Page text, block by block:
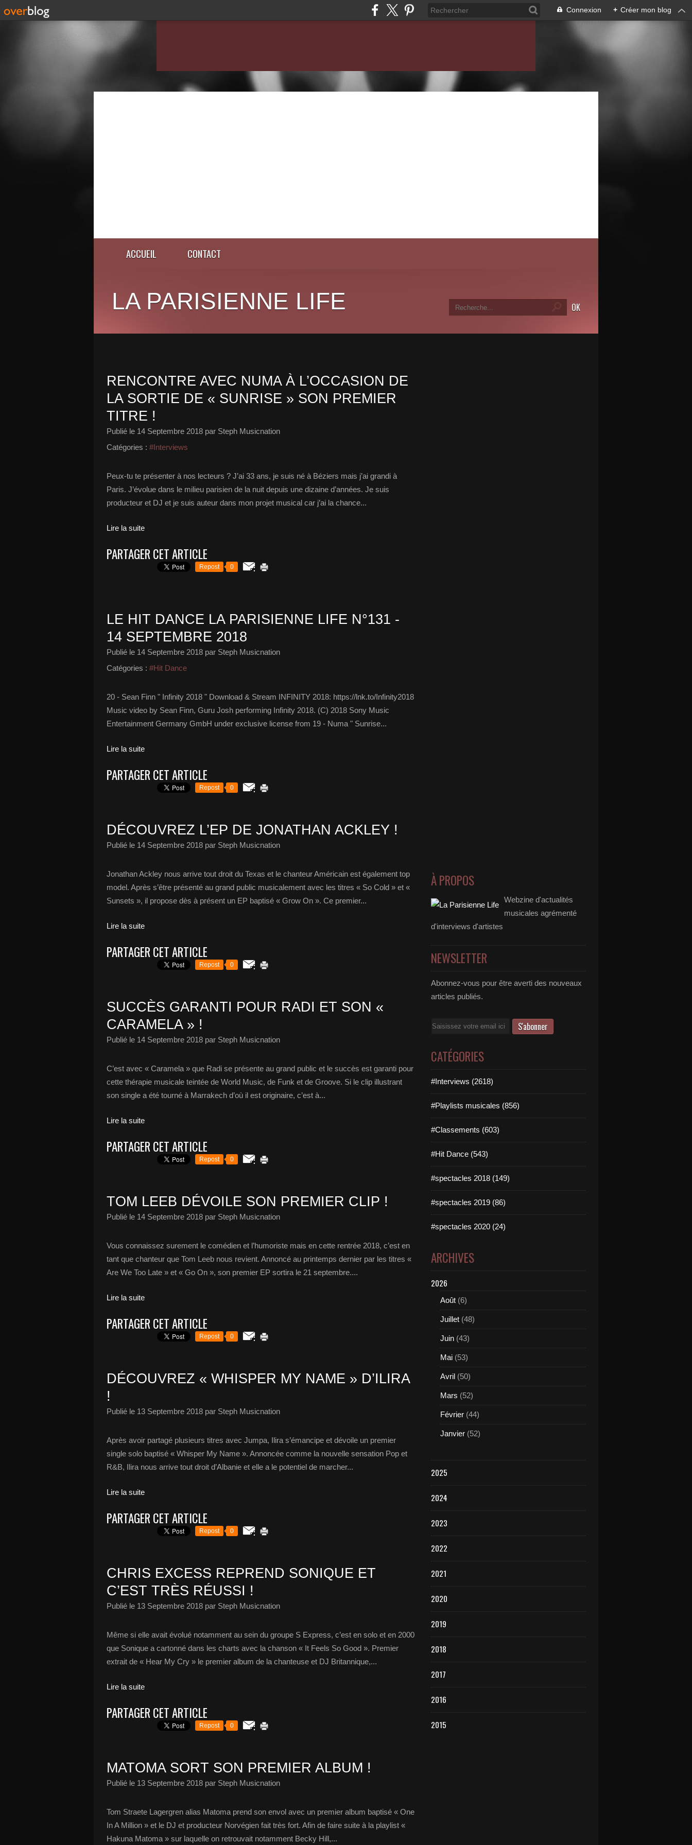
Connexion + Créer mon blog
ACCUEIL CONTACT
LA PARISIENNE LIFE
RENCONTRE AVEC NUMA À L’OCCASION DE
LA SORTIE DE « SUNRISE » SON PREMIER
TITRE !
Publié le 14 Septembre 2018 par Steph Musicnation
Catégories : #Interviews
Peux-tu te présenter à nos lecteurs ? J’ai 33 ans, je suis né à Béziers mais j’ai grandi à
Paris. J’évolue dans le milieu parisien de la nuit depuis une dizaine d’années. Je suis
producteur et DJ et je suis auteur dans mon projet musical car j’ai la chance...
Lire la suite
PARTAGER CET ARTICLE
Repost 0
LE HIT DANCE LA PARISIENNE LIFE N°131 -
14 SEPTEMBRE 2018
Publié le 14 Septembre 2018 par Steph Musicnation
Catégories : #Hit Dance
20 - Sean Finn " Infinity 2018 " Download & Stream INFINITY 2018: https://lnk.to/Infinity2018
Music video by Sean Finn, Guru Josh performing Infinity 2018. (C) 2018 Sony Music
Entertainment Germany GmbH under exclusive license from 19 - Numa " Sunrise...
Lire la suite
PARTAGER CET ARTICLE
Repost 0
DÉCOUVREZ L’EP DE JONATHAN ACKLEY !
Publié le 14 Septembre 2018 par Steph Musicnation
Jonathan Ackley nous arrive tout droit du Texas et le chanteur Américain est également top
model. Après s’être présenté au grand public musicalement avec les titres « So Cold » et «
Sunsets », il propose dès à présent un EP baptisé « Grow On ». Ce premier...
Lire la suite
PARTAGER CET ARTICLE
Repost 0
SUCCÈS GARANTI POUR RADI ET SON «
CARAMELA » !
Publié le 14 Septembre 2018 par Steph Musicnation
C’est avec « Caramela » que Radi se présente au grand public et le succès est garanti pour
cette thérapie musicale teintée de World Music, de Funk et de Groove. Si le clip illustrant
son single a été tourné à Marrakech d’où il est originaire, c’est à...
Lire la suite
PARTAGER CET ARTICLE
Repost 0
TOM LEEB DÉVOILE SON PREMIER CLIP !
Publié le 14 Septembre 2018 par Steph Musicnation
Vous connaissez surement le comédien et l’humoriste mais en cette rentrée 2018, c’est en
tant que chanteur que Tom Leeb nous revient. Annoncé au printemps dernier par les titres «
Are We Too Late » et « Go On », son premier EP sortira le 21 septembre....
Lire la suite
PARTAGER CET ARTICLE
Repost 0
DÉCOUVREZ « WHISPER MY NAME » D’ILIRA
!
Publié le 13 Septembre 2018 par Steph Musicnation
Après avoir partagé plusieurs titres avec Jumpa, Ilira s’émancipe et dévoile un premier
single solo baptisé « Whisper My Name ». Annoncée comme la nouvelle sensation Pop et
R&B, Ilira nous arrive tout droit d’Albanie et elle a le potentiel de marcher...
Lire la suite
PARTAGER CET ARTICLE
Repost 0
CHRIS EXCESS REPREND SONIQUE ET
C’EST TRÈS RÉUSSI !
Publié le 13 Septembre 2018 par Steph Musicnation
Même si elle avait évolué notamment au sein du groupe S Express, c’est en solo et en 2000
que Sonique a cartonné dans les charts avec la chanson « It Feels So Good ». Premier
extrait de « Hear My Cry » le premier album de la chanteuse et DJ Britannique,...
Lire la suite
PARTAGER CET ARTICLE
Repost 0
MATOMA SORT SON PREMIER ALBUM !
Publié le 13 Septembre 2018 par Steph Musicnation
Tom Straete Lagergren alias Matoma prend son envol avec un premier album baptisé « One
In A Million » et le DJ et producteur Norvégien fait très fort. Afin de faire suite à la playlist «
Hakuna Matoma » sur laquelle on retrouvait notamment Becky Hill,...
À PROPOS
Webzine d'actualités
musicales agrémenté
d'interviews d'artistes
NEWSLETTER
Abonnez-vous pour être averti des nouveaux
articles publiés.
Email
CATÉGORIES
#Interviews (2618)
#Playlists musicales (856)
#Classements (603)
#Hit Dance (543)
#spectacles 2018 (149)
#spectacles 2019 (86)
#spectacles 2020 (24)
ARCHIVES
2026
Août (6)
Juillet (48)
Juin (43)
Mai (53)
Avril (50)
Mars (52)
Février (44)
Janvier (52)
2025
2024
2023
2022
2021
2020
2019
2018
2017
2016
2015